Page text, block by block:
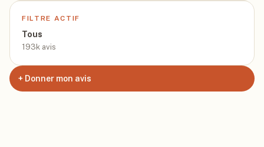
FILTRE ACTIF
Tous
193k avis
+ Donner mon avis